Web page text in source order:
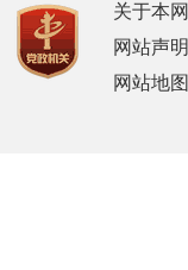
关于本网
网站声明
网站地图